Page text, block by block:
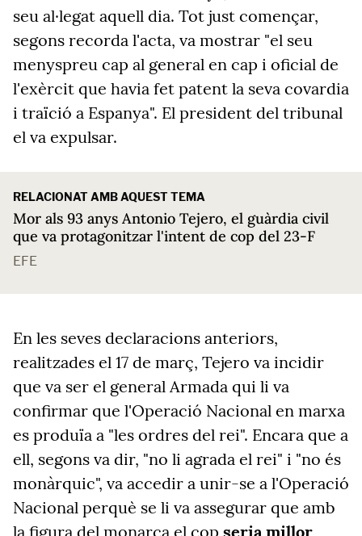
seu al·legat aquell dia. Tot just començar,
segons recorda l'acta, va mostrar "el seu
menyspreu cap al general en cap i oficial de
l'exèrcit que havia fet patent la seva covardia
i traïció a Espanya". El president del tribunal
el va expulsar.
RELACIONAT AMB AQUEST TEMA
Mor als 93 anys Antonio Tejero, el guàrdia civil
que va protagonitzar l'intent de cop del 23-F
EFE
En les seves declaracions anteriors,
realitzades el 17 de març, Tejero va incidir
que va ser el general Armada qui li va
confirmar que l'Operació Nacional en marxa
es produïa a "les ordres del rei". Encara que a
ell, segons va dir, "no li agrada el rei" i "no és
monàrquic", va accedir a unir-se a l'Operació
Nacional perquè se li va assegurar que amb
la figura del monarca el cop seria millor